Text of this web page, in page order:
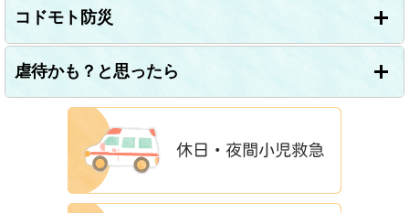
コドモト防災
虐待かも？と思ったら